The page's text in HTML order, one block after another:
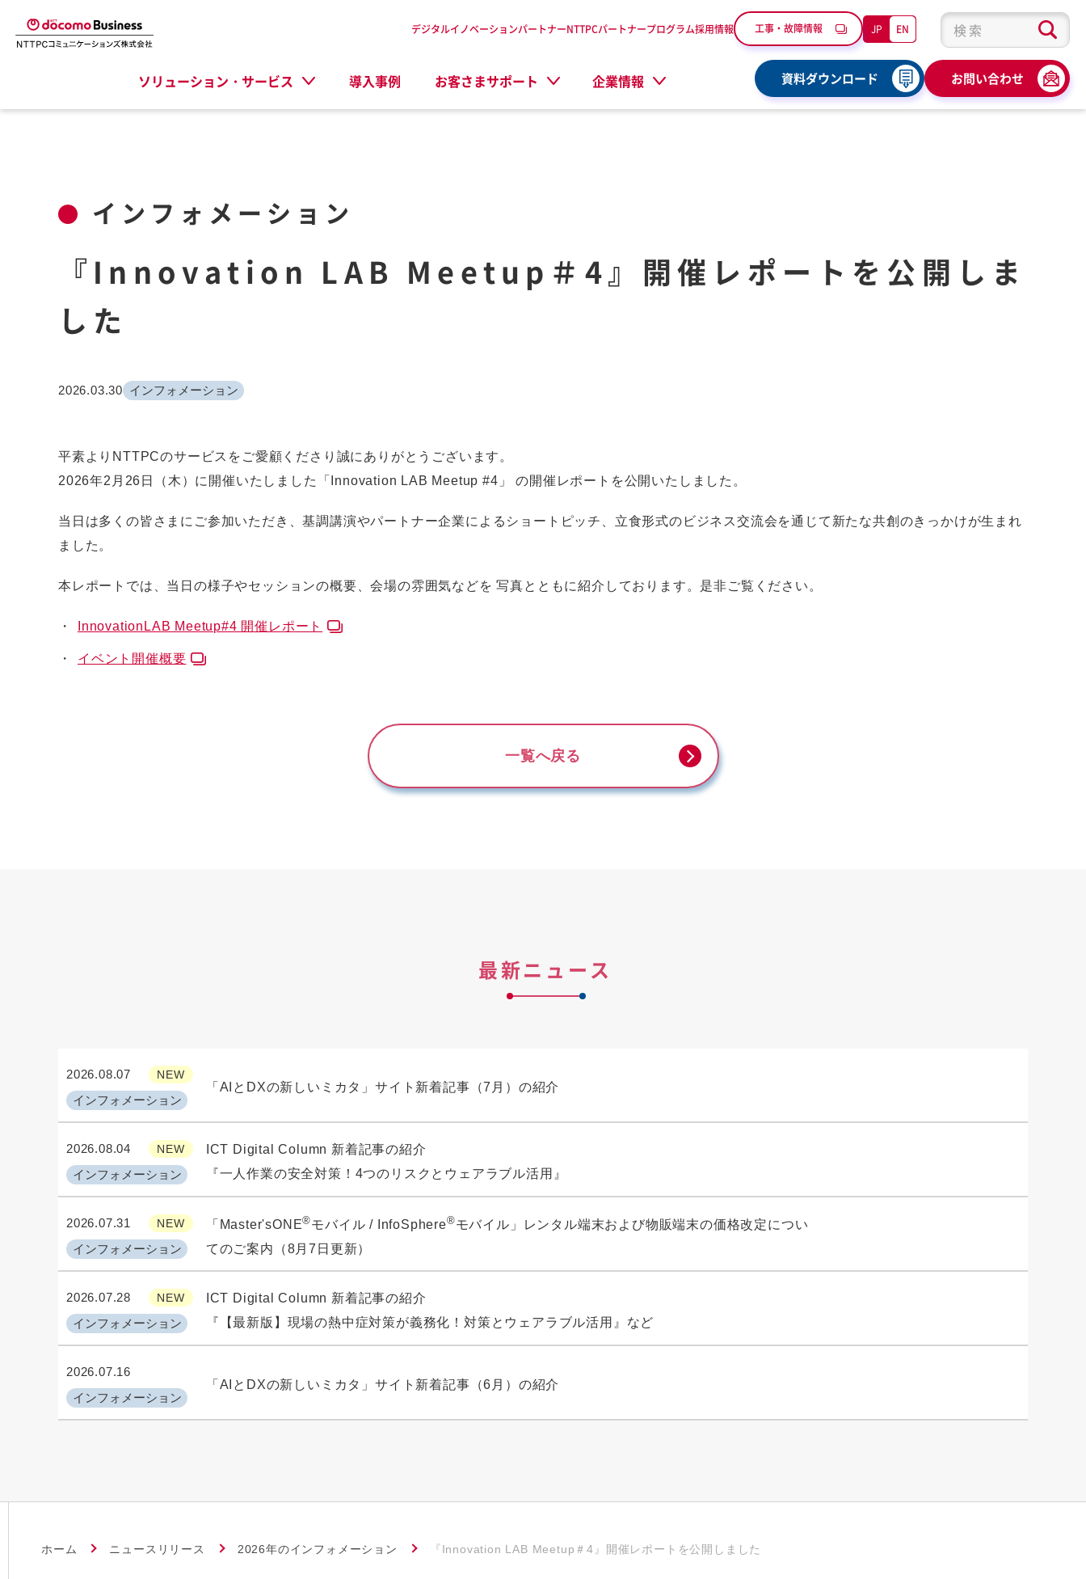
検索キーワード入力
ソリューション・サービス 導入事例 お客さまサポート 企業情報
デジタルイノベーションパートナーNTTPCパートナープログラム採用情報 工事・故障情報 JP EN
資料ダウンロード お問い合わせ
インフォメーション
『Innovation LAB Meetup＃4』開催レポートを公開しま
した
2026.03.30 インフォメーション
平素よりNTTPCのサービスをご愛顧くださり誠にありがとうございます。
2026年2月26日（木）に開催いたしました「Innovation LAB Meetup #4」 の開催レポートを公開いたしました。
当日は多くの皆さまにご参加いただき、基調講演やパートナー企業によるショートピッチ、立食形式のビジネス交流会を通じて新たな共創のきっかけが生まれ
ました。
本レポートでは、当日の様子やセッションの概要、会場の雰囲気などを 写真とともに紹介しております。是非ご覧ください。
InnovationLAB Meetup#4 開催レポート
イベント開催概要
一覧へ戻る
最新ニュース
2026.08.07 NEW
インフォメーション
「AIとDXの新しいミカタ」サイト新着記事（7月）の紹介
2026.08.04 NEW
インフォメーション
ICT Digital Column 新着記事の紹介
『一人作業の安全対策！4つのリスクとウェアラブル活用』
2026.07.31 NEW
インフォメーション
「Master'sONE®モバイル / InfoSphere®モバイル」レンタル端末および物販端末の価格改定につい
てのご案内（8月7日更新）
2026.07.28 NEW
インフォメーション
ICT Digital Column 新着記事の紹介
『【最新版】現場の熱中症対策が義務化！対策とウェアラブル活用』など
2026.07.16
インフォメーション
「AIとDXの新しいミカタ」サイト新着記事（6月）の紹介
ホーム ニュースリリース 2026年のインフォメーション 『Innovation LAB Meetup＃4』開催レポートを公開しました